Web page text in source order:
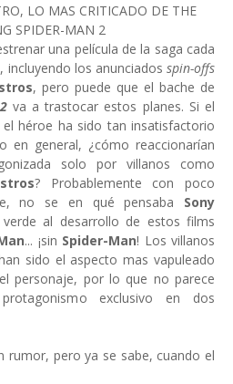
LO MAS CRITICADO DE THE
SPIDER-MAN 2
una película de la saga cada
incluyendo los anunciados spin-offs
, pero puede que el bache de
va a trastocar estos planes. Si el
héroe ha sido tan insatisfactorio
en general, ¿cómo reaccionarían
solo por villanos como
? Probablemente con poco
no se en qué pensaba Sony
al desarrollo de estos films
... ¡sin Spider-Man! Los villanos
sido el aspecto mas vapuleado
personaje, por lo que no parece
exclusivo en dos
rumor, pero ya se sabe, cuando el